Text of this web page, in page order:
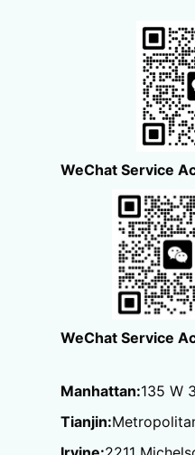
WeChat Service
WeChat Service
Manhattan:135 W
Tianjin: